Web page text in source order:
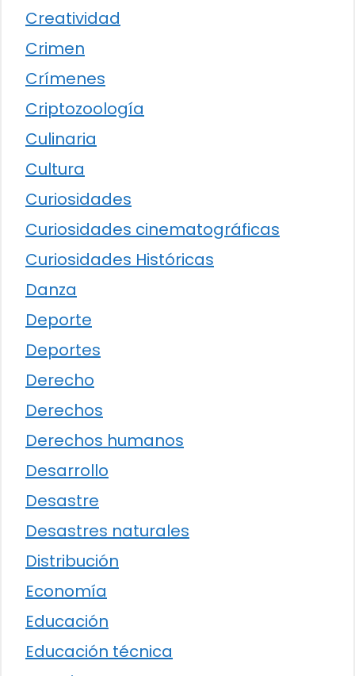
Creatividad
Crimen
Crímenes
Criptozoología
Culinaria
Cultura
Curiosidades
Curiosidades cinematográficas
Curiosidades Históricas
Danza
Deporte
Deportes
Derecho
Derechos
Derechos humanos
Desarrollo
Desastre
Desastres naturales
Distribución
Economía
Educación
Educación técnica